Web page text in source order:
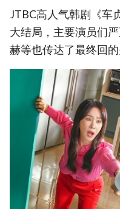
JTBC高人气韩剧《车
大结局，主要演员们
赫等也传达了最终回